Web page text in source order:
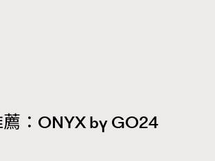
：ONYX by GO24